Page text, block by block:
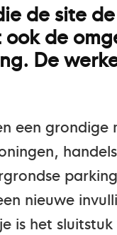
de site
de
De
een
nieuwe
is het